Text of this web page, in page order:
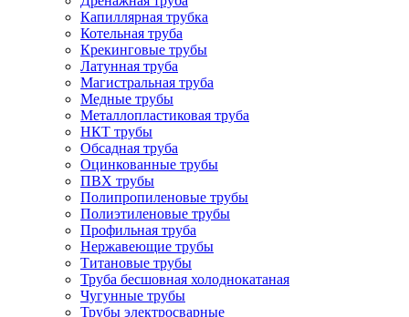
Капиллярная трубка
Котельная труба
Крекинговые трубы
Латунная труба
Магистральная труба
Медные трубы
Металлопластиковая труба
НКТ трубы
Обсадная труба
Оцинкованные трубы
ПВХ трубы
Полипропиленовые трубы
Полиэтиленовые трубы
Профильная труба
Нержавеющие трубы
Титановые трубы
Труба бесшовная холоднокатаная
Чугунные трубы
Трубы электросварные